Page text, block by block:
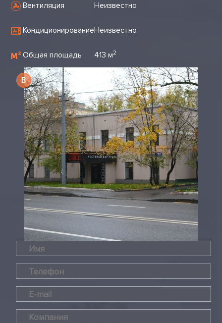
Вентиляция Неизвестно
КондиционированиеНеизвестно
Общая площадь 413 м2
B